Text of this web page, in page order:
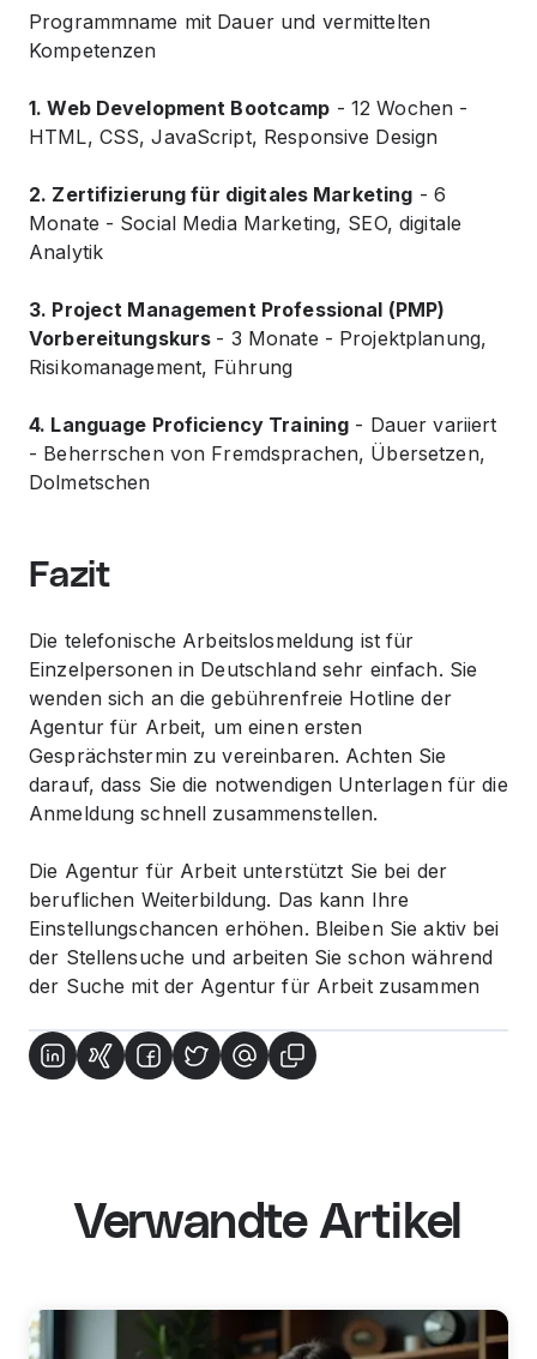
Programmname mit Dauer und vermittelten
Kompetenzen
1. Web Development Bootcamp - 12 Wochen -
HTML, CSS, JavaScript, Responsive Design
2. Zertifizierung für digitales Marketing - 6
Monate - Social Media Marketing, SEO, digitale
Analytik
3. Project Management Professional (PMP)
Vorbereitungskurs - 3 Monate - Projektplanung,
Risikomanagement, Führung
4. Language Proficiency Training - Dauer variiert
- Beherrschen von Fremdsprachen, Übersetzen,
Dolmetschen
Fazit
Die telefonische Arbeitslosmeldung ist für
Einzelpersonen in Deutschland sehr einfach. Sie
wenden sich an die gebührenfreie Hotline der
Agentur für Arbeit, um einen ersten
Gesprächstermin zu vereinbaren. Achten Sie
darauf, dass Sie die notwendigen Unterlagen für die
Anmeldung schnell zusammenstellen.
Die Agentur für Arbeit unterstützt Sie bei der
beruflichen Weiterbildung. Das kann Ihre
Einstellungschancen erhöhen. Bleiben Sie aktiv bei
der Stellensuche und arbeiten Sie schon während
der Suche mit der Agentur für Arbeit zusammen
Verwandte Artikel